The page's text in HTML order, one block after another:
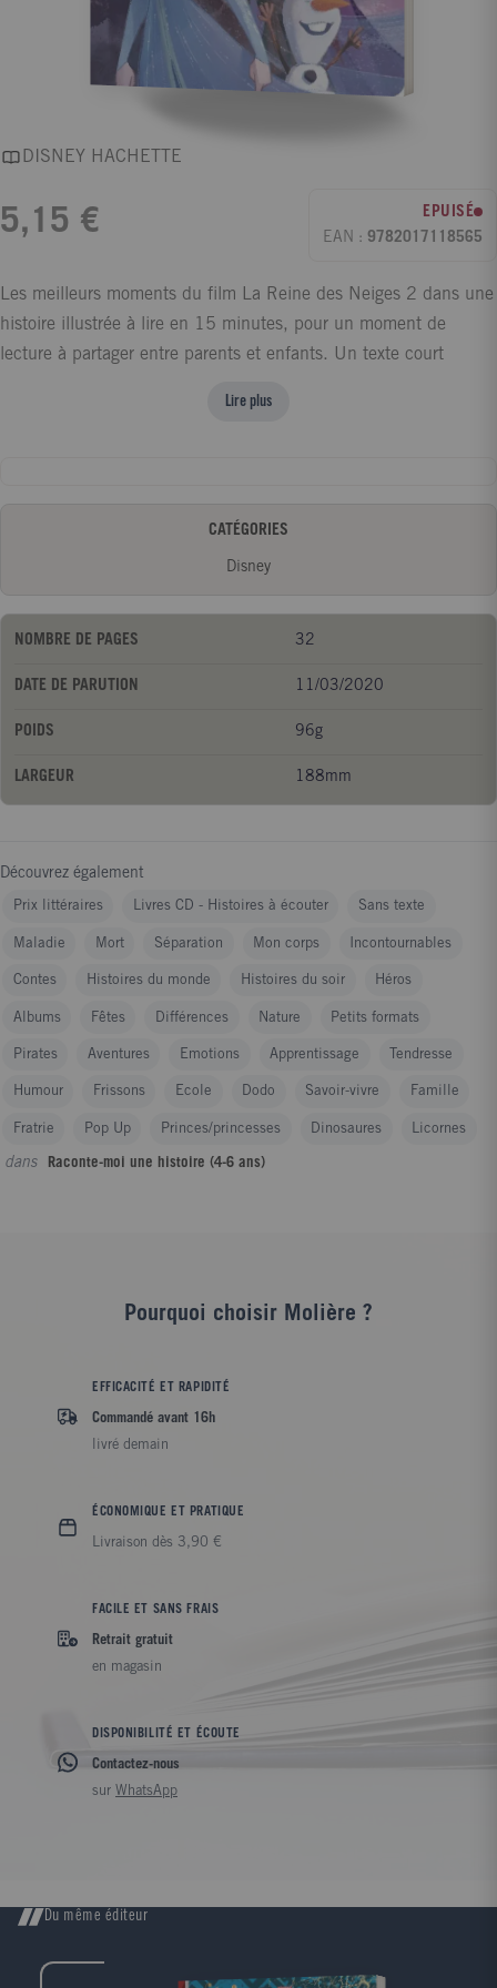
DISNEY HACHETTE
5,15 €
EPUISÉ
EAN : 9782017118565
Les meilleurs moments du film La Reine des Neiges 2 dans une
histoire illustrée à lire en 15 minutes, pour un moment de
lecture à partager entre parents et enfants. Un texte court
Dès 3 ans. L'histoire : Elsa et Anna vivent heureuses à
amis commencent alors une incroyable aventure jusqu'à la Forêt
Enchantée. Un voyage qui les changera pour toujours...
Lire plus
CATÉGORIES
Disney
NOMBRE DE PAGES 32
DATE DE PARUTION 11/03/2020
POIDS 96g
LARGEUR 188mm
Découvrez également
Prix littéraires Livres CD - Histoires à écouter Sans texte
Maladie Mort Séparation Mon corps Incontournables
Contes Histoires du monde Histoires du soir Héros
Albums Fêtes Différences Nature Petits formats
Pirates Aventures Emotions Apprentissage Tendresse
Humour Frissons Ecole Dodo Savoir-vivre Famille
Fratrie Pop Up Princes/princesses Dinosaures Licornes
dans Raconte-moi une histoire (4-6 ans)
Pourquoi choisir Molière ?
EFFICACITÉ ET RAPIDITÉ
Commandé avant 16h
livré demain
ÉCONOMIQUE ET PRATIQUE
Livraison dès 3,90 €
FACILE ET SANS FRAIS
Retrait gratuit
en magasin
DISPONIBILITÉ ET ÉCOUTE
Contactez-nous
sur WhatsApp
Du même éditeur